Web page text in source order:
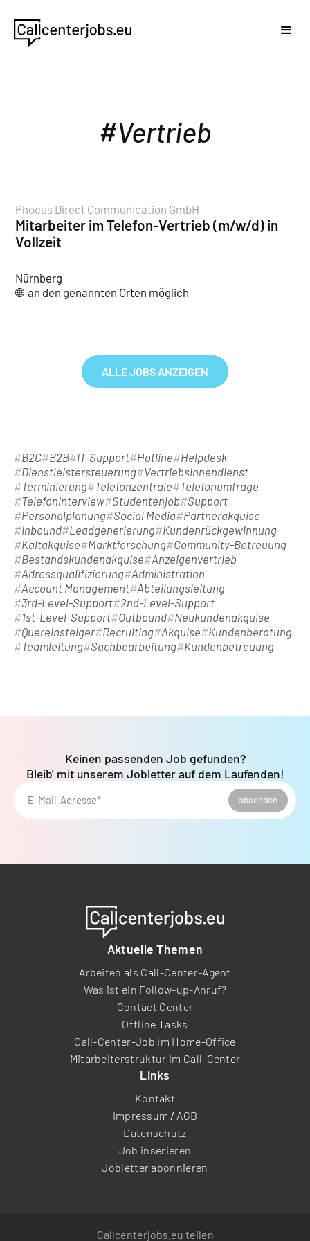
Vertrieb
Phocus Direct Communication GmbH
Mitarbeiter im Telefon-Vertrieb (m/w/d) in
Vollzeit
Nürnberg
an den genannten Orten möglich
ALLE JOBS ANZEIGEN
B2C B2B IT-Support Hotline
Helpdesk
Dienstleistersteuerung Vertriebsinnendienst
Terminierung Telefonzentrale
Telefonumfrage
Telefoninterview Studentenjob
Support
Personalplanung Social Media Partnerakquise
Inbound Leadgenerierung Kundenrückgewinnung
Kaltakquise
Marktforschung Community-Betreuung
Bestandskundenakquise Anzeigenvertrieb
Adressqualifizierung Administration
Account Management Abteilungsleitung
3rd-Level-Support 2nd-Level-Support
1st-Level-Support Outbound Neukundenakquise
Quereinsteiger Recruiting Akquise
Kundenberatung
Teamleitung Sachbearbeitung Kundenbetreuung
E-Mail-Adresse* absenden
Keinen passenden Job gefunden?
Bleib' mit unserem Jobletter auf dem Laufenden!
Aktuelle Themen
Arbeiten als Call-Center-Agent
Was ist ein Follow-up-Anruf?
Contact Center
Offline Tasks
Call-Center-Job im Home-Office
Mitarbeiterstruktur im Call-Center
Links
Kontakt
Impressum / AGB
Datenschutz
Job inserieren
Jobletter abonnieren
Callcenterjobs.eu teilen